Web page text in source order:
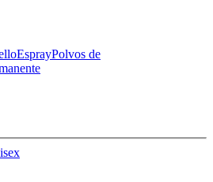
EsprayPolvos de